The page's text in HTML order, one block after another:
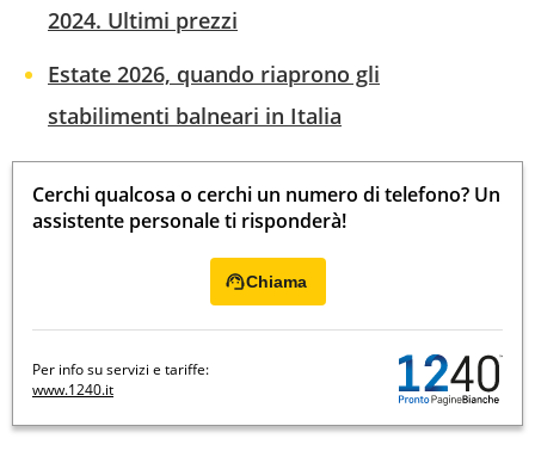
2024. Ultimi prezzi
Estate 2026, quando riaprono gli
stabilimenti balneari in Italia
Cerchi qualcosa o cerchi un numero di telefono? Un
assistente personale ti risponderà!
Chiama
Per info su servizi e tariffe:
www.1240.it